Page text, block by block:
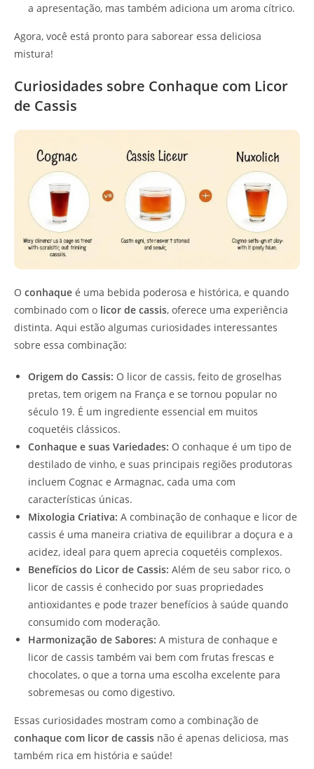
a apresentação, mas também adiciona um aroma cítrico.
Agora, você está pronto para saborear essa deliciosa
mistura!
Curiosidades sobre Conhaque com Licor
de Cassis
O conhaque é uma bebida poderosa e histórica, e quando
combinado com o licor de cassis, oferece uma experiência
distinta. Aqui estão algumas curiosidades interessantes
sobre essa combinação:
Origem do Cassis: O licor de cassis, feito de groselhas
pretas, tem origem na França e se tornou popular no
século 19. É um ingrediente essencial em muitos
coquetéis clássicos.
Conhaque e suas Variedades: O conhaque é um tipo de
destilado de vinho, e suas principais regiões produtoras
incluem Cognac e Armagnac, cada uma com
características únicas.
Mixologia Criativa: A combinação de conhaque e licor de
cassis é uma maneira criativa de equilibrar a doçura e a
acidez, ideal para quem aprecia coquetéis complexos.
Benefícios do Licor de Cassis: Além de seu sabor rico, o
licor de cassis é conhecido por suas propriedades
antioxidantes e pode trazer benefícios à saúde quando
consumido com moderação.
Harmonização de Sabores: A mistura de conhaque e
licor de cassis também vai bem com frutas frescas e
chocolates, o que a torna uma escolha excelente para
sobremesas ou como digestivo.
Essas curiosidades mostram como a combinação de
conhaque com licor de cassis não é apenas deliciosa, mas
também rica em história e saúde!